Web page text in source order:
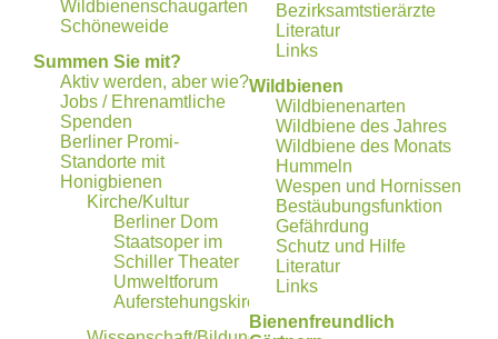
Wildbienenschaugarten
Schöneweide
Summen Sie mit?
Aktiv werden, aber wie?
Jobs / Ehrenamtliche
Spenden
Berliner Promi-
Standorte mit
Honigbienen
Kirche/Kultur
Berliner Dom
Staatsoper im
Schiller Theater
Umweltforum
Auferstehungskirche
Bezirksamtstierärzte
Literatur
Links
Wildbienen
Wildbienenarten
Wildbiene des Jahres
Wildbiene des Monats
Hummeln
Wespen und Hornissen
Bestäubungsfunktion
Gefährdung
Schutz und Hilfe
Literatur
Links
Bienen­freundlich